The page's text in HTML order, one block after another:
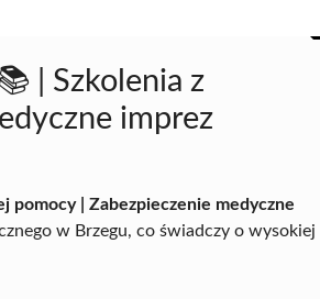
| Szkolenia z
imprez
pomocy | Zabezpieczenie medyczne
w Brzegu, co świadczy o wysokiej